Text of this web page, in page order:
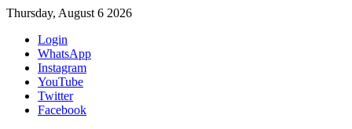
Thursday, August 6 2026
Login
WhatsApp
Instagram
YouTube
Twitter
Facebook